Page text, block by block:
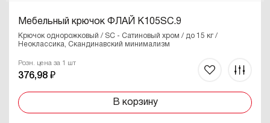
Мебельный крючок ФЛАЙ K105SC.9
Крючок однорожковый / SC - Сатиновый хром / до 15 кг /
Неоклассика, Скандинавский минимализм
Розн. цена за 1 шт
376,98 ₽
В корзину